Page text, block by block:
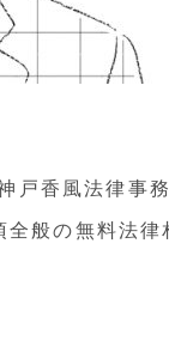
香風法律事
全般の無料法律